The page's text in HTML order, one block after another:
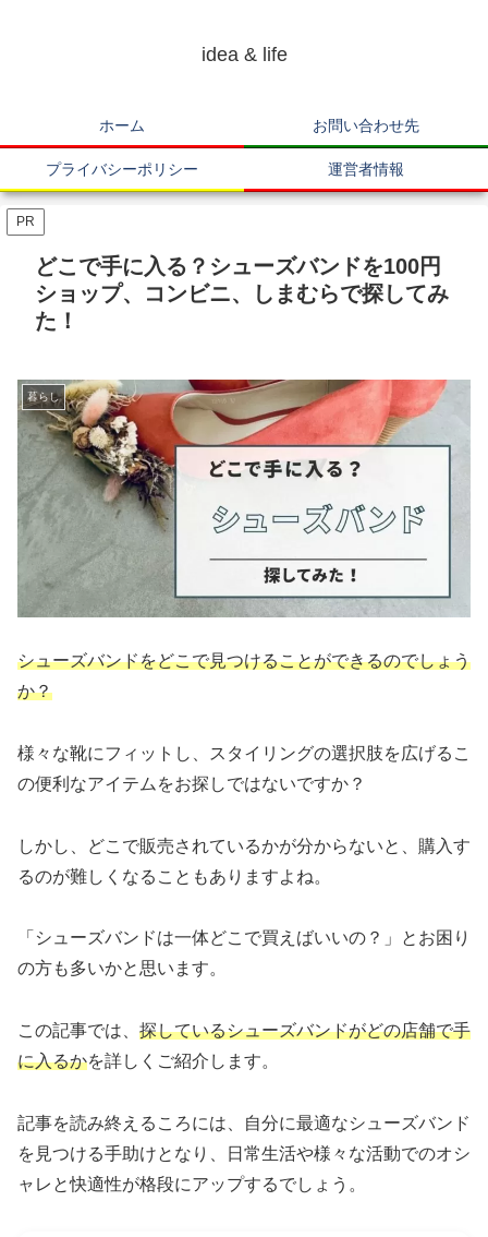
idea & life
ホーム お問い合わせ先
プライバシーポリシー 運営者情報
PR
どこで手に入る？シューズバンドを100円
ショップ、コンビニ、しまむらで探してみ
た！
暮らし
シューズバンドをどこで見つけることができるのでしょう
か？
様々な靴にフィットし、スタイリングの選択肢を広げるこ
の便利なアイテムをお探しではないですか？
しかし、どこで販売されているかが分からないと、購入す
るのが難しくなることもありますよね。
「シューズバンドは一体どこで買えばいいの？」とお困り
の方も多いかと思います。
この記事では、 探しているシューズバンドがどの店舗で手
に入るかを詳しくご紹介します。
記事を読み終えるころには、自分に最適なシューズバンド
を見つける手助けとなり、日常生活や様々な活動でのオシ
ャレと快適性が格段にアップするでしょう。